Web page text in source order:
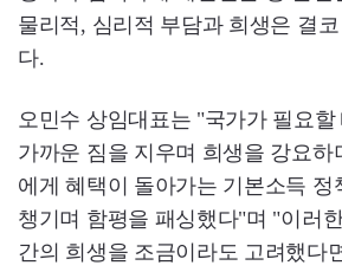
물리적, 심리적 부담과 희생은 결코
다.
오민수 상임대표는 "국가가 필요할
가까운 짐을 지우며 희생을 강요하
에게 혜택이 돌아가는 기본소득 정
챙기며 함평을 패싱했다"며 "이러
간의 희생을 조금이라도 고려했다